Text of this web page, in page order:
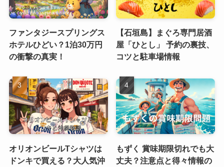
ファンタジースプリングス
ホテルひどい？1泊30万円
の衝撃の真実！
【石垣島】まぐろ専門居酒
屋「ひとし」 予約の裏技、
コツと駐車場情報
オリオンビールTシャツは
ドンキで買える？大人気沖
もずく 賞味期限切れでも大
丈夫？注意点と得々情報の